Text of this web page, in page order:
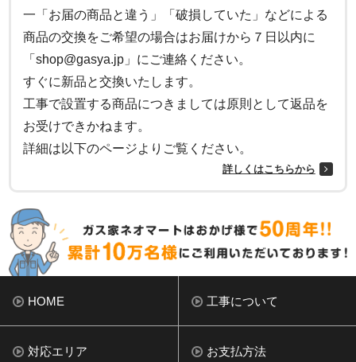
一「お届の商品と違う」「破損していた」などによる
商品の交換をご希望の場合はお届けから７日以内に
「shop@gasya.jp」にご連絡ください。
すぐに新品と交換いたします。
工事で設置する商品につきましては原則として返品を
お受けできかねます。
詳細は以下のページよりご覧ください。
詳しくはこちらから
HOME 工事について
対応エリア お支払方法